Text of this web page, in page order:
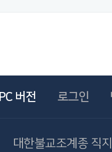
PC 버전 로그인
대한불교조계종 직